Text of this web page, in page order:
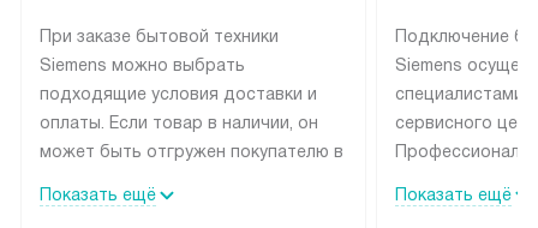
При заказе бытовой техники
Siemens можно выбрать
подходящие условия доставки и
оплаты. Если товар в наличии, он
может быть отгружен покупателю в
специальным лейблом
Показать ещё
Подключение
Siemens
специалистами
сервисного
эксплуатации
Показать ещё